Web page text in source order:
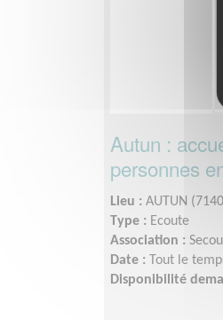
Autun :
personnes
Lieu : AUTUN
Type : Ecoute
Association :
Date : Tout le
Disponibilité